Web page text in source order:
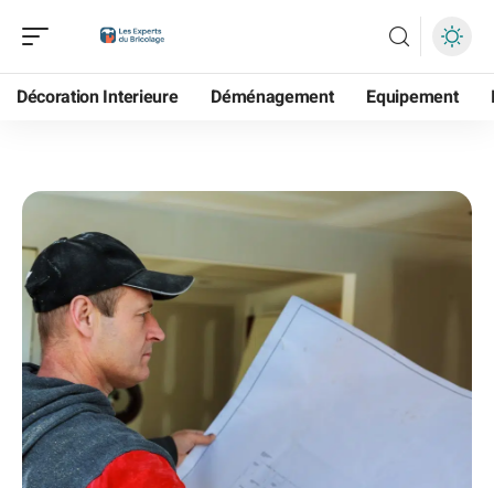
Décoration Interieure Déménagement Equipement